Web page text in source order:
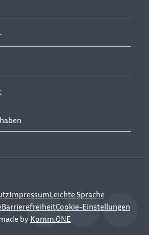
ImpressumLeichte Sprache
BarrierefreiheitCookie-Einstellungen
by Komm.ONE